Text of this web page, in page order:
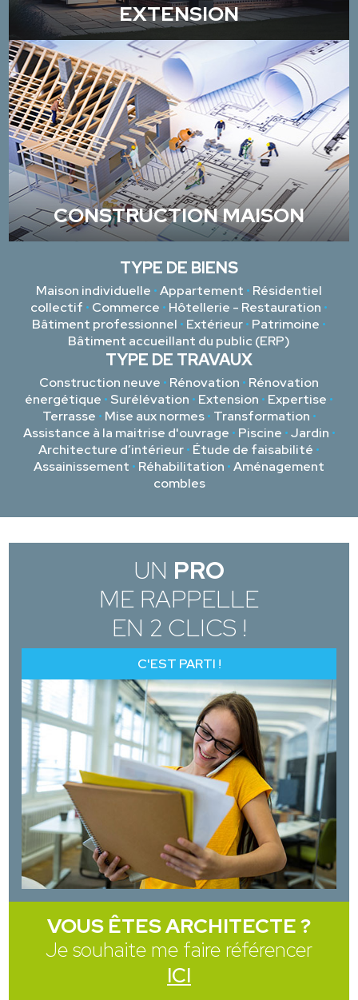
EXTENSION
CONSTRUCTION MAISON
TYPE DE BIENS
Maison individuelle •Appartement • Résidentiel
collectif • Commerce • Hôtellerie - Restauration •
Bâtiment professionnel • Extérieur• Patrimoine •
Bâtiment accueillant du public (ERP)
TYPE DE TRAVAUX
Construction neuve • Rénovation • Rénovation
énergétique • Surélévation • Extension • Expertise •
Terrasse • Mise aux normes • Transformation •
Assistance à la maitrise d'ouvrage • Piscine •Jardin •
Architecture d’intérieur• Étude de faisabilité •
Assainissement • Réhabilitation •Aménagement
combles
UN PRO
ME RAPPELLE
EN 2 CLICS !
C'EST PARTI !
VOUS ÊTES ARCHITECTE ?
Je souhaite me faire référencer
ICI